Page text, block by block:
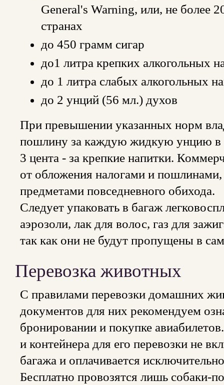
General's Warning, или, не более
странах
до 450 грамм сигар
до1 литра крепких алкогольных
до 1 литра слабых алкогольных
до 2 унций (56 мл.) духов
При превышении указанных норм
пошлину за каждую жидкую унцию в
3 цента - за крепкие напитки.
от обложения налогами и пошлинами,
предметами повседневного обихода.
Следует упаковать в багаж
аэрозоли, лак для волос, газ для
так как они не будут пропущены в
Перевозка животных
С правилами перевозки домашних
документов для них рекомендуем
бронировании и покупке
и контейнера для его перевозки не
багажа и оплачивается
Бесплатно провозятся лишь